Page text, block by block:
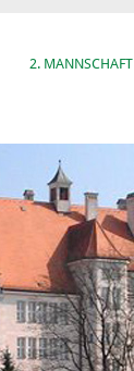
2. MANNSCHAFT